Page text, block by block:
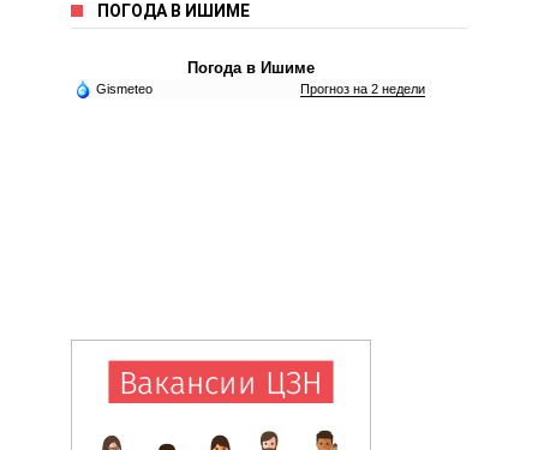
ПОГОДА В ИШИМЕ
Погода в Ишиме
Gismeteo Прогноз на 2 недели